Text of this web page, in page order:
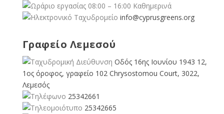
08:00 – 16:00 Καθημερινά
info@cyprusgreens.org
Γραφείο Λεμεσού
Οδός 16ης Ιουνίου 1943 12,
1ος όροφος, γραφείο 102 Chrysostomou Court, 3022,
Λεμεσός
25342661
25342665